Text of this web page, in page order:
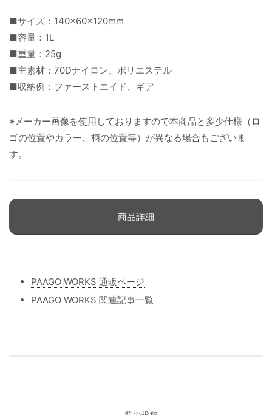
■サイズ：140×60×120mm
■容量：1L
■重量：25g
■主素材：70Dナイロン、ポリエステル
■収納例：ファーストエイド、ギア
※メーカー画像を使用しておりますので本商品と多少仕様（ロ
ゴの位置やカラー、柄の位置等）が異なる場合もございま
す。
商品詳細
PAAGO WORKS 通販ページ
PAAGO WORKS 関連記事一覧